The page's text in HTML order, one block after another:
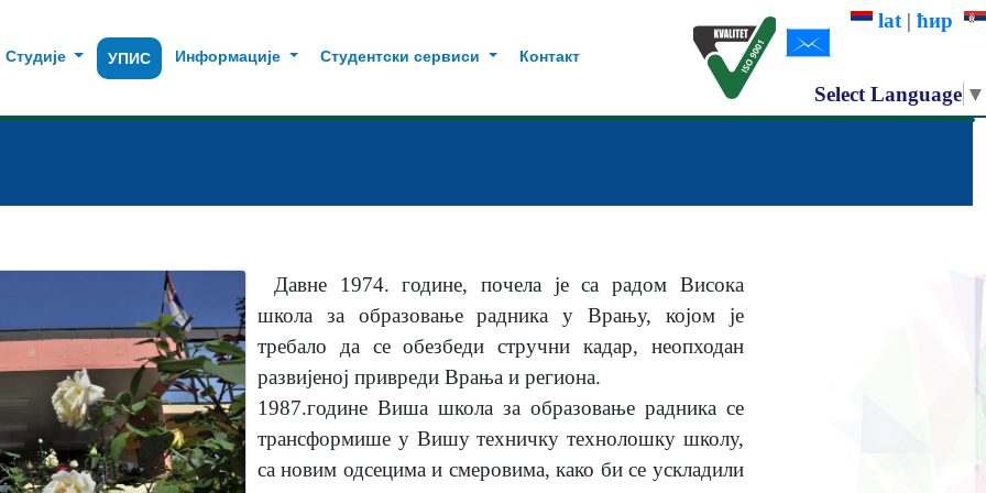
Студије УПИС Информације Студентски сервиси Контакт
lat| ћир
Select Language ▼
Давне 1974. године, почела је са радом Висока
школа за образовање радника у Врању, којом је
требало да се обезбеди стручни кадар, неопходан
развијеној привреди Врања и региона.
1987.године Виша школа за образовање радника се
трансформише у Вишу техничку технолошку школу,
са новим одсецима и смеровима, како би се ускладили